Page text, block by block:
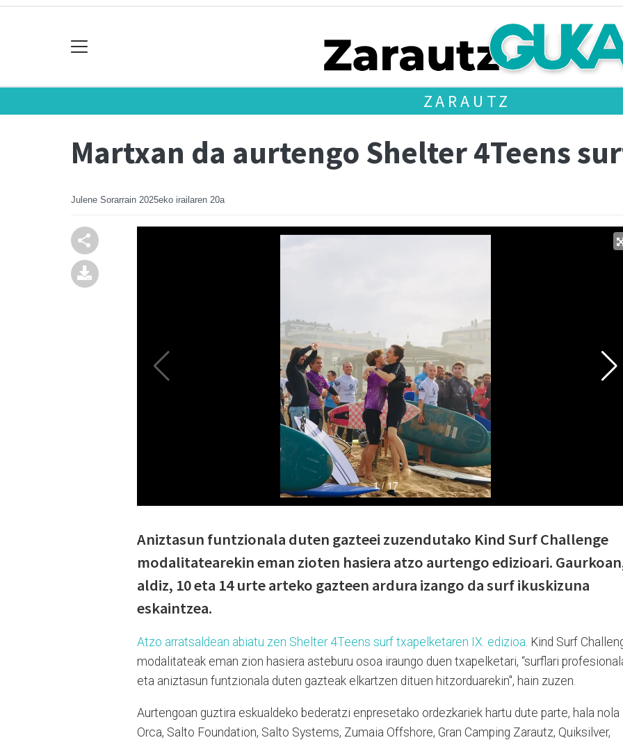
ZARAUTZ
Martxan da aurtengo Shelter 4Teens
Julene Sorarrain 2025eko irailaren 20a
Aniztasun funtzionala duten gazteei zuzendutako Kind Surf Challenge
modalitatearekin eman zioten hasiera atzo aurtengo edizioari.
aldiz, 10 eta 14 urte arteko gazteen ardura izango da surf ikuskizuna
eskaintzea.
Atzo arratsaldean abiatu zen Shelter 4Teens surf txapelketaren IX. edizioa . Kind Surf
modalitateak eman zion hasiera asteburu osoa iraungo duen txapelketari, “surflari
eta aniztasun funtzionala duten gazteak elkartzen dituen hitzorduarekin", hain zuzen.
Aurtengoan guztira eskualdeko bederatzi enpresetako ordezkariek hartu dute parte, hala nola
Orca, Salto Foundation, Salto Systems, Zumaia Offshore, Gran Camping Zarautz, Quiksilver,